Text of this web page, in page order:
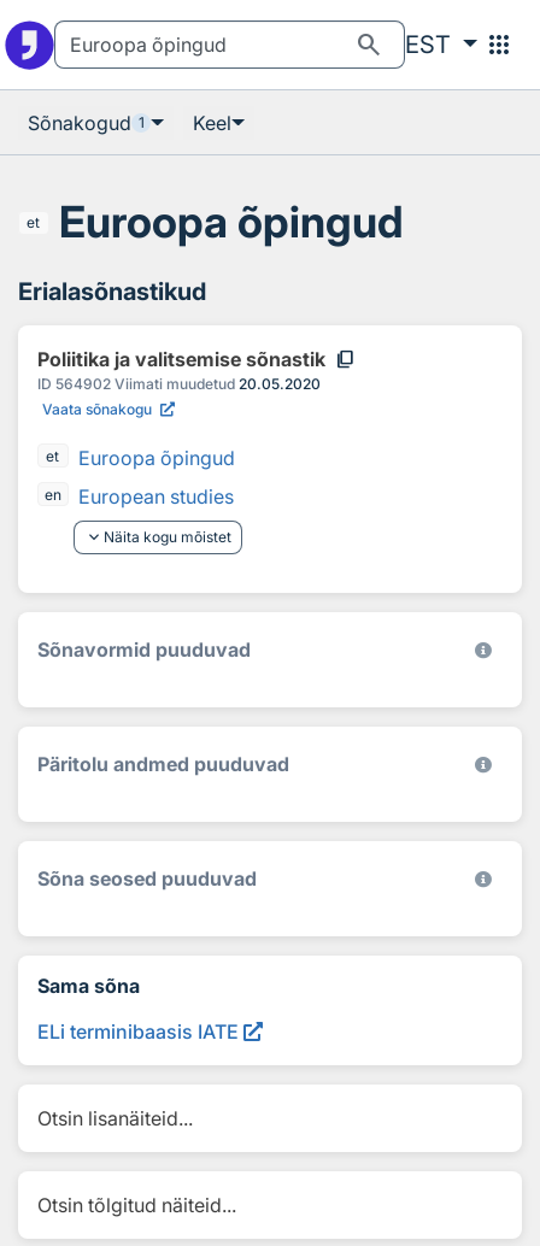
search EST apps
Sõnakogud 1 Keel
et Euroopa õpingud
Erialasõnastikud
Poliitika ja valitsemise sõnastik content_copy
ID 564902 Viimati muudetud 20.05.2020
Vaata sõnakogu
et Euroopa õpingud
en
European studies
keyboard_arrow_down Näita kogu mõistet
Sõnavormid puuduvad
Päritolu andmed puuduvad
Sõna seosed puuduvad
Sama sõna
ELi terminibaasis IATE
Otsin lisanäiteid...
Otsin tõlgitud näiteid...